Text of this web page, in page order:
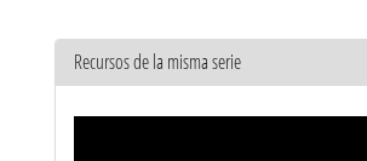
Recursos de la misma serie